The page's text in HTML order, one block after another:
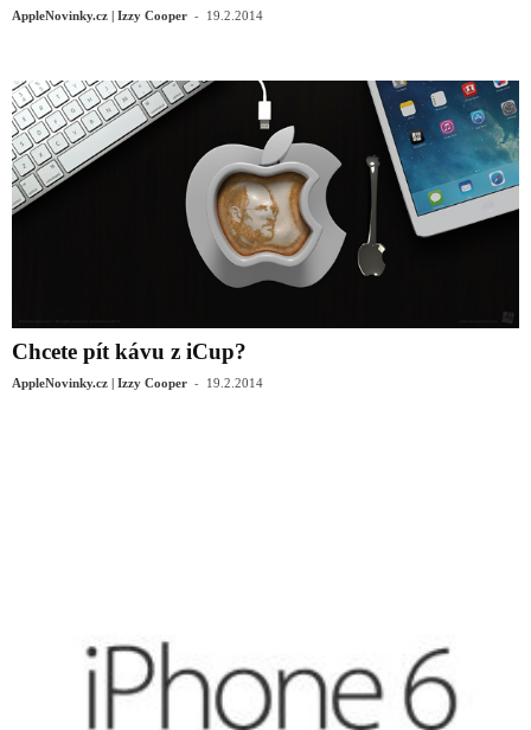
AppleNovinky.cz | Izzy Cooper - 19.2.2014
Chcete pít kávu z iCup?
AppleNovinky.cz | Izzy Cooper - 19.2.2014